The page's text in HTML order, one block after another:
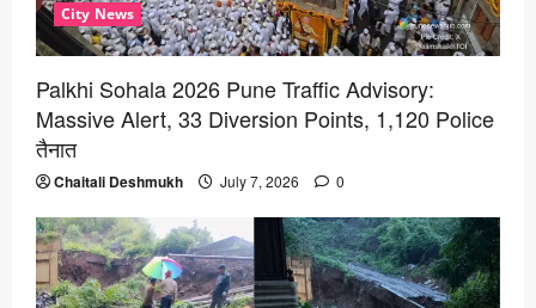
City News
Palkhi Sohala 2026 Pune Traffic Advisory:
Massive Alert, 33 Diversion Points, 1,120 Police
तैनात
Chaitali Deshmukh July 7, 2026 0